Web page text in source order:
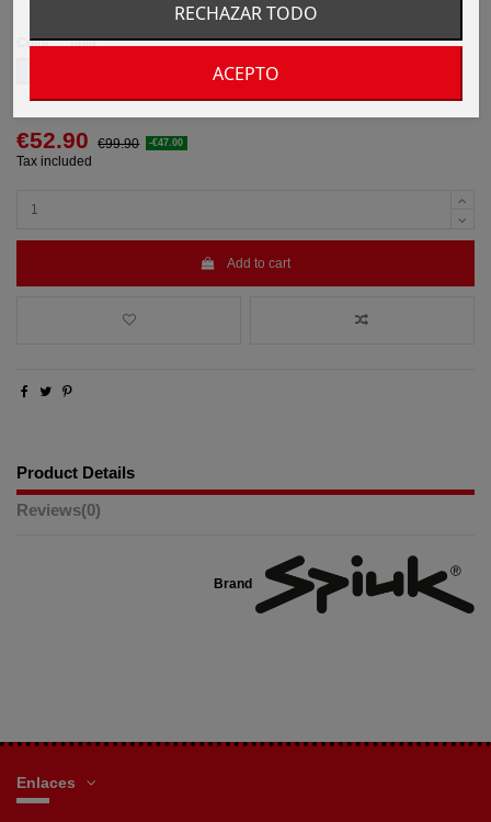
Color
Talla
€52.90 €99.90 -€47.00
Tax included
Add to cart
Product Details
Reviews(0)
Brand
Enlaces
RECHAZAR TODO
ACEPTO